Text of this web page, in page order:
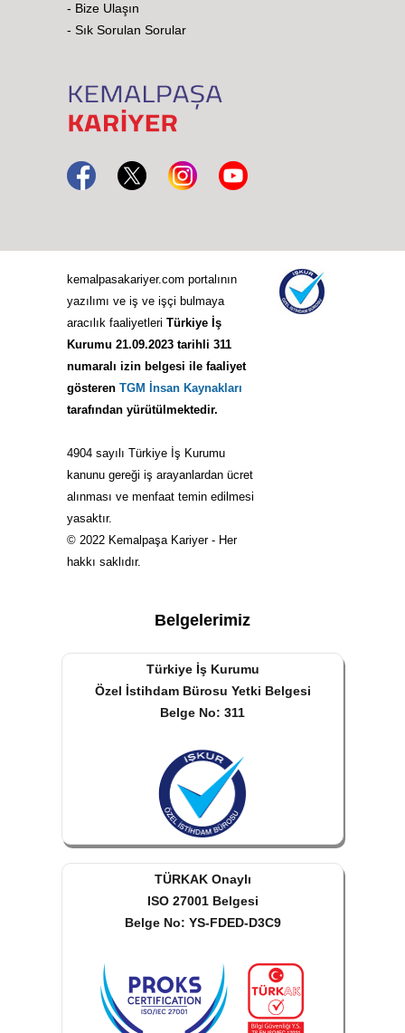
- Bize Ulaşın
- Sık Sorulan Sorular
kemalpasakariyer.com portalının
yazılımı ve iş ve işçi bulmaya
aracılık faaliyetleri Türkiye İş
Kurumu 21.09.2023 tarihli 311
numaralı izin belgesi ile faaliyet
gösteren TGM İnsan Kaynakları
tarafından yürütülmektedir.
4904 sayılı Türkiye İş Kurumu
kanunu gereği iş arayanlardan ücret
alınması ve menfaat temin edilmesi
yasaktır.
© 2022 Kemalpaşa Kariyer - Her
hakkı saklıdır.
Belgelerimiz
Türkiye İş Kurumu
Özel İstihdam Bürosu Yetki Belgesi
Belge No: 311
TÜRKAK Onaylı
ISO 27001 Belgesi
Belge No: YS-FDED-D3C9